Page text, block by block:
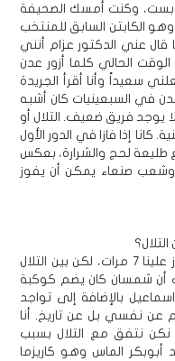
بست، وكنت أمسك الصحيفة
الكابتن السابق للمنتخب
عني الدكتور عزام أنني
الحالي كلما أزور عدن
سعيداً وأنا أقرأ الجريدة
في السبعينيات كان أشبه
يوجد فريق ضعيف. التلال أو
كانا إذا فازا في الدور الأول
طليعة لحج والشرارة، بعكس
وشعب صنعاء يمكن أن يفوز
- صحيح كنا نفوز على التلال مرة ويفوز علينا 7 مرات، لكن بين التلال
شمسان كان يضم كوكبة
بالإضافة إلى تواجد
عن نفسي بل عن تاريخ. أنا
نتفق مع التلال بسبب
أبوبكر الماس وهو كاريزما